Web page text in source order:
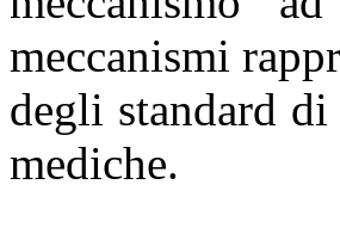
meccanismi
degli standard
mediche.